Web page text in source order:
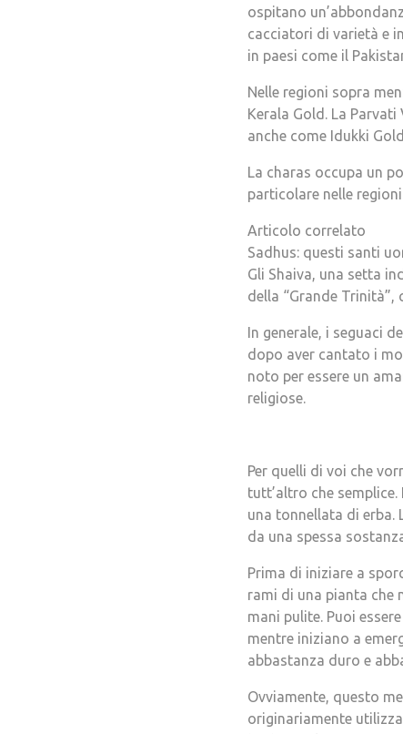
ospitano
cacciatori di varietà e
in paesi come il
Nelle regioni sopra
Kerala Gold. La
anche come Idukki
La charas occupa un
particolare nelle
Articolo correlato
Sadhus: questi santi
Gli Shaiva, una setta
della “Grande
In generale, i seguaci
dopo aver cantato i
noto per essere un
religiose.
Per quelli di voi che
tutt’altro che
una tonnellata di erba.
da una spessa
Prima di iniziare a
rami di una pianta che
mani pulite. Puoi
mentre iniziano a
abbastanza duro e
Ovviamente, questo
originariamente